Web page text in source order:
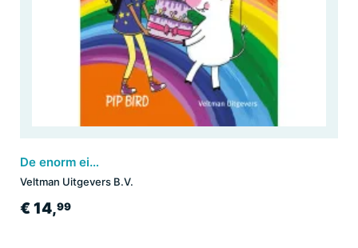
De enorm eigenwijze eenhoorn en het verjaardagsfeest
Veltman Uitgevers B.V.
€ 14,99